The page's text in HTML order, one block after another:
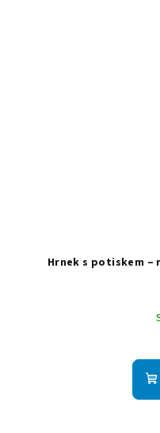
Hrnek s potiskem –